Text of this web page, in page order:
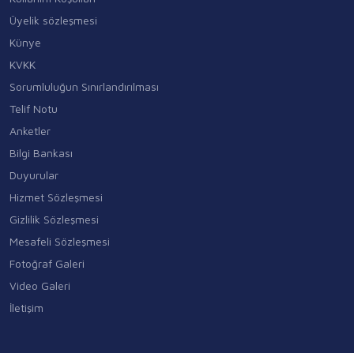
Üyelik sözleşmesi
Künye
KVKK
Sorumluluğun Sınırlandırılması
Telif Notu
Anketler
Bilgi Bankası
Duyurular
Hizmet Sözleşmesi
Gizlilik Sözleşmesi
Mesafeli Sözleşmesi
Fotoğraf Galeri
Video Galeri
İletişim